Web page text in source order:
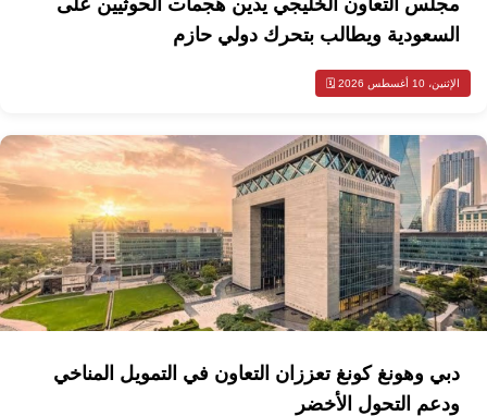
السعودية ويطالب بتحرك دولي حازم
الإثنين، 10 أغسطس 2026 🗓️
دبي وهونغ كونغ تعززان التعاون في التمويل المناخي
ودعم التحول الأخضر